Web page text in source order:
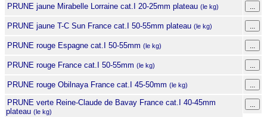
PRUNE jaune Mirabelle Lorraine cat.I 20-25mm plateau (le kg)
PRUNE jaune T-C Sun France cat.I 50-55mm plateau (le kg)
PRUNE rouge Espagne cat.I 50-55mm (le kg)
PRUNE rouge France cat.I 50-55mm (le kg)
PRUNE rouge Obilnaya France cat.I 45-50mm (le kg)
PRUNE verte Reine-Claude de Bavay France cat.I 40-45mm
plateau (le kg)